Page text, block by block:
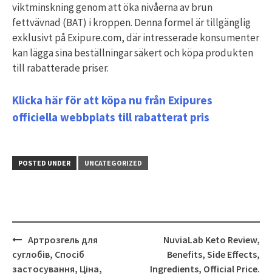
viktminskning genom att öka nivåerna av brun
fettvävnad (BAT) i kroppen. Denna formel är tillgänglig
exklusivt på Exipure.com, där intresserade konsumenter
kan lägga sina beställningar säkert och köpa produkten
till rabatterade priser.
Klicka här för att köpa nu från Exipures
officiella webbplats till rabatterat pris
POSTED UNDER UNCATEGORIZED
Post
navigation
Артрозгель для
суглобів, Спосіб
застосування, Ціна,
NuviaLab Keto Review,
Benefits, Side Effects,
Ingredients, Official Price.